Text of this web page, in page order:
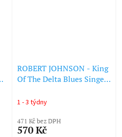
ROBERT JOHNSON - King
Of The Delta Blues Singers
(LP)
1 - 3 týdny
471 Kč bez DPH
570 Kč